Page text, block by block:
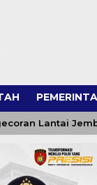
Lantai Jembatan